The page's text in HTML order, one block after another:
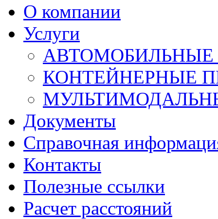
О компании
Услуги
АВТОМОБИЛЬНЫЕ
КОНТЕЙНЕРНЫЕ
Документы
Справочная
Контакты
Полезные ссылки
Расчет расстояний